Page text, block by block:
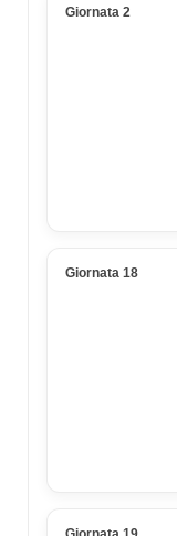
Giornata 2
Giornata 18